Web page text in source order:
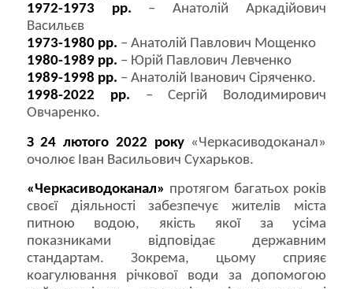
1972-1973 рр. – Анатолій Аркадійович
Васильєв
1973-1980 рр. – Анатолій Павлович Мощенко
1980-1989 рр. – Юрій Павлович Левченко
1989-1998 рр. – Анатолій Іванович Сіряченко.
1998-2022 рр. – Сергій Володимирович
Овчаренко.
З 24 лютого 2022 року«Черкасиводоканал»
очолює Іван Васильович Сухарьков.
«Черкасиводоканал» протягом багатьох років
своєї діяльності забезпечує жителів міста
питною водою, якість якої за усіма
показниками відповідає державним
стандартам. Зокрема, цьому сприяє
коагулювання річкової води за допомогою